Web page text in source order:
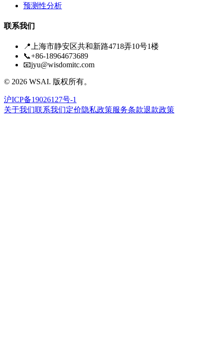
预测性分析
联系我们
📍 上海市静安区共和新路4718弄10号1楼
📞+86-18964673689
📧jyu@wisdomitc.com
© 2026 WSAI. 版权所有。
沪ICP备19026127号-1
关于我们联系我们定价隐私政策服务条款退款政策